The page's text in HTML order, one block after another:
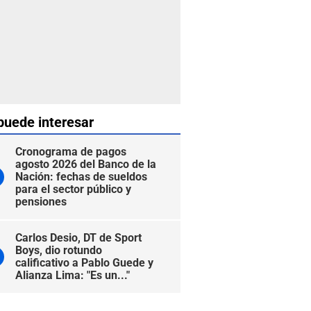
interesar
Cronograma de pagos
agosto 2026 del Banco de la
Nación: fechas de sueldos
para el sector público y
pensiones
Carlos Desio, DT de Sport
Boys, dio rotundo
calificativo a Pablo Guede y
Alianza Lima: "Es un..."